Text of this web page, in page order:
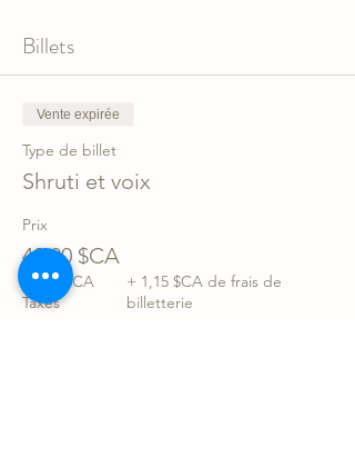
Billets
Vente expirée
Type de billet
Shruti et voix
Prix
40,00 $CA
+5,99 $CA
Taxes
+ 1,15 $CA de frais de
billetterie